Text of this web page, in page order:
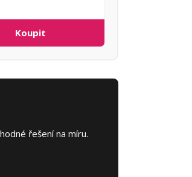
Koupit
řešení na míru.